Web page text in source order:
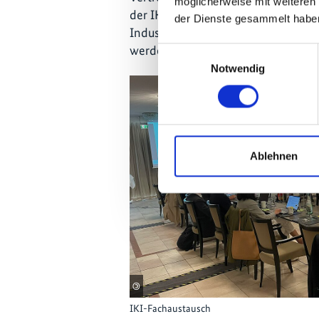
der Dienste gesammelt
Einwilligungsauswahl
Notwendig
Ablehnen
©
IKI-Fachaustausch
der IKI-Ministerien, sprachen
Industrie-Dekarbonisierung Teil der
werden können.